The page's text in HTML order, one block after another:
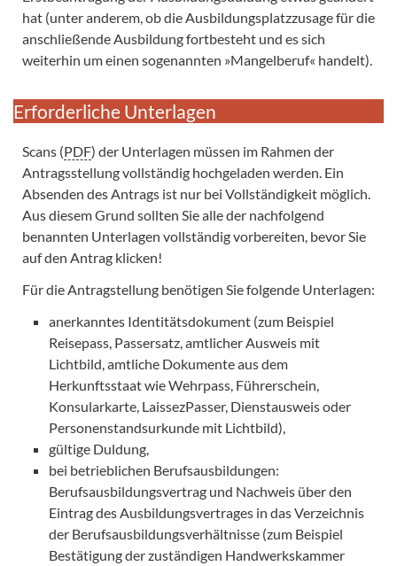
hat (unter anderem, ob die Ausbildungsplatzzusage für die
anschließende Ausbildung fortbesteht und es sich
weiterhin um einen sogenannten »Mangelberuf« handelt).
Erforderliche Unterlagen
Scans (PDF) der Unterlagen müssen im Rahmen der
Antragsstellung vollständig hochgeladen werden. Ein
Absenden des Antrags ist nur bei Vollständigkeit möglich.
Aus diesem Grund sollten Sie alle der nachfolgend
benannten Unterlagen vollständig vorbereiten, bevor Sie
auf den Antrag klicken!
Für die Antragstellung benötigen Sie folgende Unterlagen:
anerkanntes Identitätsdokument (zum Beispiel
Reisepass, Passersatz, amtlicher Ausweis mit
Lichtbild, amtliche Dokumente aus dem
Herkunftsstaat wie Wehrpass, Führerschein,
Konsularkarte, LaissezPasser, Dienstausweis oder
Personenstandsurkunde mit Lichtbild),
gültige Duldung,
bei betrieblichen Berufsausbildungen:
Berufsausbildungsvertrag und Nachweis über den
Eintrag des Ausbildungsvertrages in das Verzeichnis
der Berufsausbildungsverhältnisse (zum Beispiel
Bestätigung der zuständigen Handwerkskammer